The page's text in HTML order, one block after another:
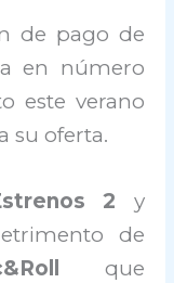
de pago de
en número
este verano
su oferta.
2 y
de
que